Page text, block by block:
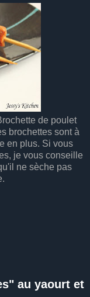
de poulet
brochettes sont à
en plus. Si vous
je vous conseille
ne sèche pas
au yaourt et